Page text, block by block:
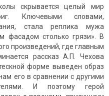
скрывается целый мир
Ключевыми словами,
стала реплика мужа
фасадом столько грязи». В
произведений, где главным
рассказ А.П. Чехова
форме выведен образ
его в сравнении с другими
И поэтому герой